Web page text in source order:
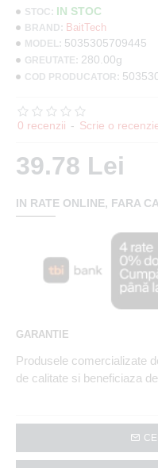
STOC: IN STOC
BRAND: BaitTech
MODEL: 5035305709445
GREUTATE: 280.00g
COD PRODUCATOR:
0 recenzii - Scrie o
39.78 Lei
IN RATE ONLINE, FARA
GARANTIE
Produsele comercializate
de calitate si beneficiaza